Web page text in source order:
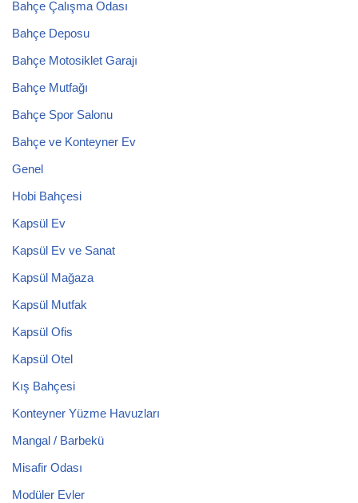
Bahçe Çalışma Odası
Bahçe Deposu
Bahçe Motosiklet Garajı
Bahçe Mutfağı
Bahçe Spor Salonu
Bahçe ve Konteyner Ev
Genel
Hobi Bahçesi
Kapsül Ev
Kapsül Ev ve Sanat
Kapsül Mağaza
Kapsül Mutfak
Kapsül Ofis
Kapsül Otel
Kış Bahçesi
Konteyner Yüzme Havuzları
Mangal / Barbekü
Misafir Odası
Modüler Evler